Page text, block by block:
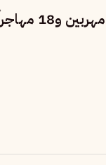
الأمن